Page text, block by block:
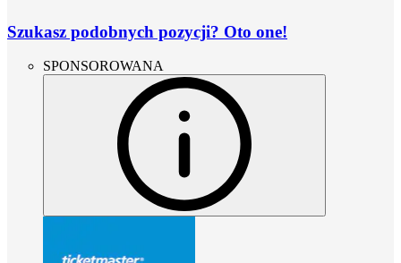
Szukasz podobnych pozycji? Oto one!
SPONSOROWANA